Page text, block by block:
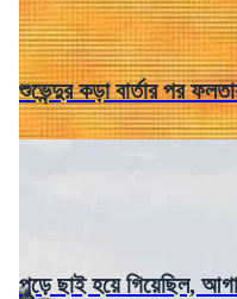
শুভেন্দুর কড়া বার্তার পর
পুড়ে ছাই হয়ে গিয়েছিল,